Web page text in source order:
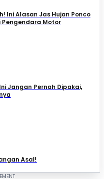
Ini Alasan Jas Hujan Ponco
Motor
Jangan Pernah Dipakai,
Asal!